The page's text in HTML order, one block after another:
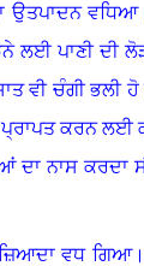
ਉਤਪਾਦਨ ਵਧਿਆ
ਲਈ ਪਾਣੀ ਦੀ
ਵੀ ਚੰਗੀ ਭਲੀ ਹੋ
ਕਰਨ ਲਈ
ਦਾ ਨਾਸ ਕਰਦਾ
ਵਧ